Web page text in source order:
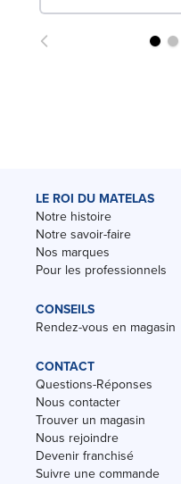
LE ROI DU MATELAS
Notre histoire
Notre savoir-faire
Nos marques
Pour les professionnels
CONSEILS
Rendez-vous en magasin
CONTACT
Questions-Réponses
Nous contacter
Trouver un magasin
Nous rejoindre
Devenir franchisé
Suivre une commande